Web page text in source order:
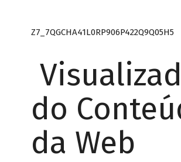
Z7_7QGCHA41L0RP906P422Q9Q05H5
do
da Web